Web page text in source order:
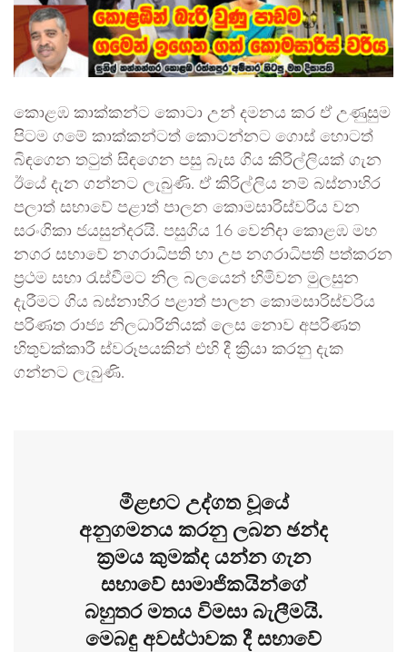
කොළඹ කාක්කන්ට කොටා උන් දමනය කර ඒ උණුසුම
පිටම ගමේ කාක්කන්ටත් කොටන්නට ගොස් හොටත්
බිඳගෙන තටුත් සිඳගෙන පසු බැස ගිය කිරිල්ලියක් ගැන
ඊයේ දැන ගන්නට ලැබුණි. ඒ කිරිල්ලිය නම් බස්නාහිර
පලාත් සභාවේ පළාත් පාලන කොමසාරිස්වරිය වන
සරංගිකා ජයසුන්දරයි. පසුගිය 16 වෙනිදා කොළඹ මහ
නගර සභාවේ නගරාධිපති හා උප නගරාධිපති පත්කරන
ප්‍රථම සභා රැස්වීමට නිල බලයෙන් හිමිවන මුලසුන
දැරීමට ගිය බස්නාහිර පළාත් පාලන කොමසාරිස්වරිය
පරිණත රාජ්‍ය නිලධාරිනියක් ලෙස නොව අපරිණත
හිතුවක්කාරී ස්වරූපයකින් එහි දී ක්‍රියා කරනු දැක
ගන්නට ලැබුණි.
මීළඟට උද්ගත වූයේ
අනුගමනය කරනු ලබන ඡන්ද
ක්‍රමය කුමක්ද යන්න ගැන
සභාවේ සාමාජිකයින්ගේ
බහුතර මතය විමසා බැලීමයි.
මෙබඳු අවස්ථාවක දී සභාවේ